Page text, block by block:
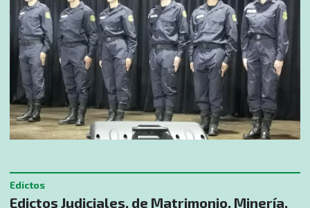
Edictos Judiciales, de Matrimonio, Minería,
Edictos